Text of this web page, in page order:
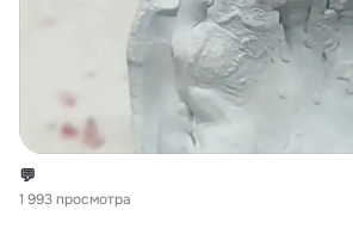
💬
1 993 просмотра